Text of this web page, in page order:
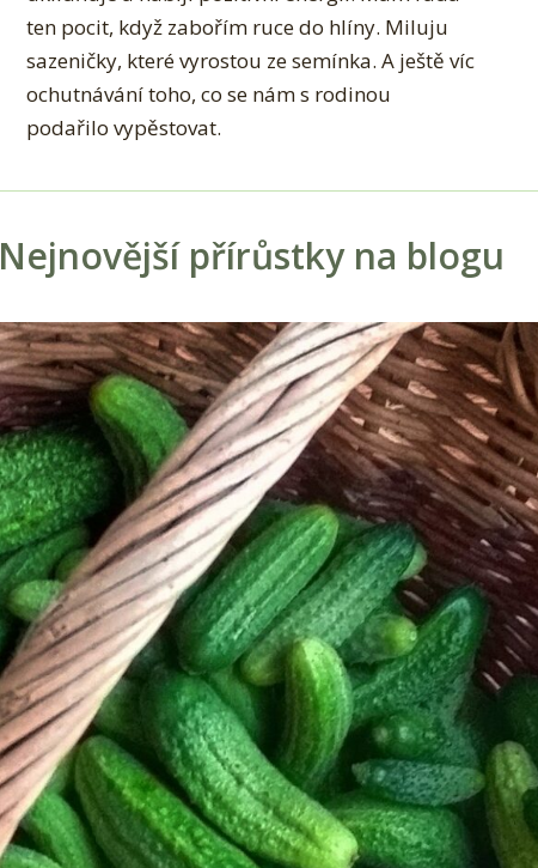
ten pocit, když zabořím ruce do hlíny. Miluju
sazeničky, které vyrostou ze semínka. A ještě víc
ochutnávání toho, co se nám s rodinou
podařilo vypěstovat.
Nejnovější přírůstky na blogu